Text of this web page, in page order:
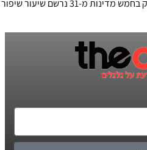
המדינות המפותחות. למעשה, רק בחמש מדינות מ-31 נרשם שיעור שיפור